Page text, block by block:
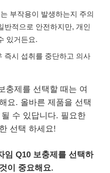
부작용이 발생하는지 주의
반적으로 안전하지만, 개인
있거든요.
즉시 섭취를 중단하고 의사
충제를 선택할 때는 여
요. 올바른 제품을 선택
수 있답니다. 필요한
선택 하세요!
임 Q10 보충제를 선택하
이 중요해요.